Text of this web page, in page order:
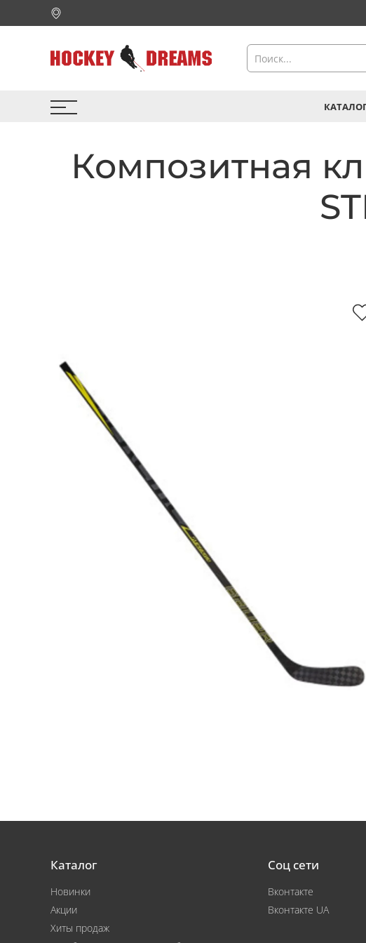
Композитная
Каталог
Новинки
Акции
Хиты продаж
Соц сети
Вконтакте
Вконтакте UA